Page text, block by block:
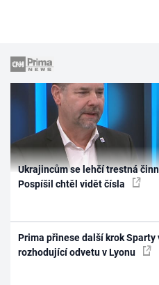
Ukrajincům se lehčí trestná
Pospíšil chtěl vidět čísla
Prima přinese další krok Sparty
rozhodující odvetu v Lyonu